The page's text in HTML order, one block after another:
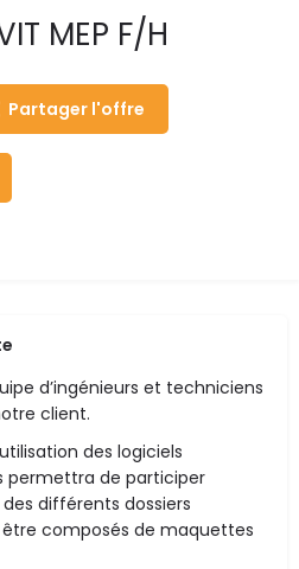
MEP F/H
Partager l'offre
d’ingénieurs et techniciens
client.
des logiciels
permettra de participer
différents dossiers
composés de maquettes